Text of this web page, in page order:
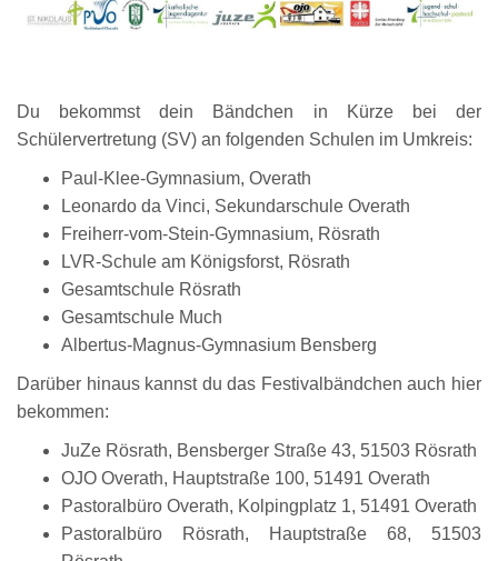
Du bekommst dein Bändchen in Kürze bei der
Schülervertretung (SV) an folgenden Schulen im Umkreis:
Paul-Klee-Gymnasium, Overath
Leonardo da Vinci, Sekundarschule Overath
Freiherr-vom-Stein-Gymnasium, Rösrath
LVR-Schule am Königsforst, Rösrath
Gesamtschule Rösrath
Gesamtschule Much
Albertus-Magnus-Gymnasium Bensberg
Darüber hinaus kannst du das Festivalbändchen auch hier
bekommen:
JuZe Rösrath, Bensberger Straße 43, 51503 Rösrath
OJO Overath, Hauptstraße 100, 51491 Overath
Pastoralbüro Overath, Kolpingplatz 1, 51491 Overath
Pastoralbüro Rösrath, Hauptstraße 68, 51503